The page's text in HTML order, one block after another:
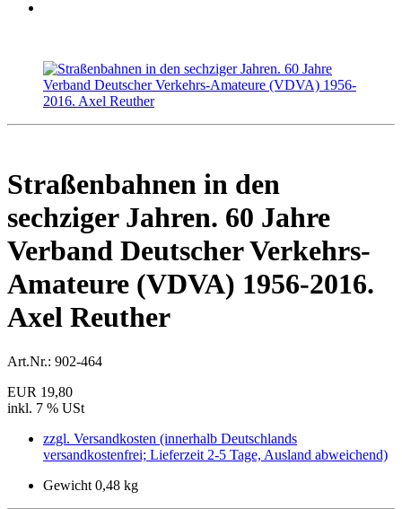
Straßenbahnen in den
sechziger Jahren. 60 Jahre
Verband Deutscher Verkehrs-
Amateure (VDVA) 1956-2016.
Axel Reuther
Art.Nr.: 902-464
EUR 19,80
inkl. 7 % USt
zzgl. Versandkosten (innerhalb Deutschlands
versandkostenfrei; Lieferzeit 2-5 Tage, Ausland abweichend)
Gewicht 0,48 kg